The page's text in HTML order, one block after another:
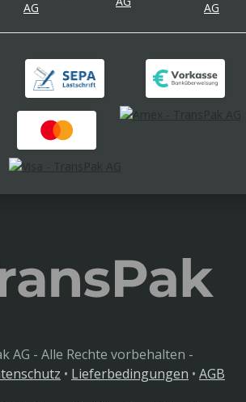
AG - Alle Rechte vorbehalten -
• Lieferbedingungen • AGB